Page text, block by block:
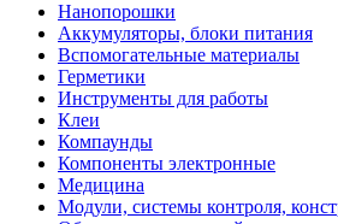
Нанопорошки
Аккумуляторы, блоки питания
Вспомогательные материалы
Герметики
Инструменты для работы
Клеи
Компаунды
Компоненты электронные
Медицина
Модули, системы контроля,